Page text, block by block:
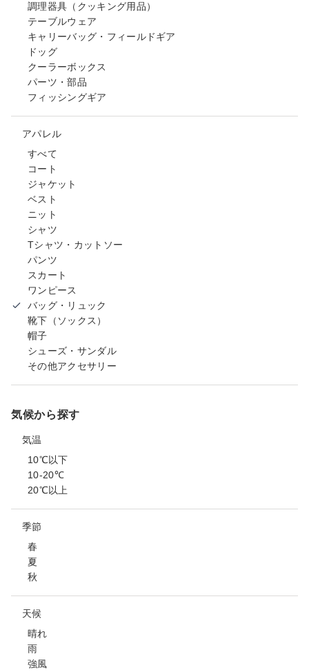
調理器具（クッキング用品）
テーブルウェア
キャリーバッグ・フィールドギア
ドッグ
クーラーボックス
パーツ・部品
フィッシングギア
アパレル
すべて
コート
ジャケット
ベスト
ニット
シャツ
Tシャツ・カットソー
パンツ
スカート
ワンピース
バッグ・リュック
靴下（ソックス）
帽子
シューズ・サンダル
その他アクセサリー
気候から探す
気温
10℃以下
10-20℃
20℃以上
季節
春
夏
秋
天候
晴れ
雨
強風